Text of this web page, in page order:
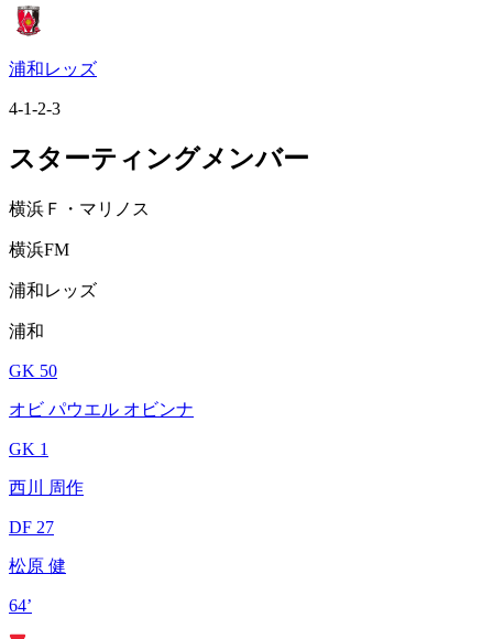
浦和レッズ
4-1-2-3
スターティングメンバー
横浜Ｆ・マリノス
横浜FM
浦和レッズ
浦和
GK 50
オビ パウエル オビンナ
GK 1
西川 周作
DF 27
松原 健
64’